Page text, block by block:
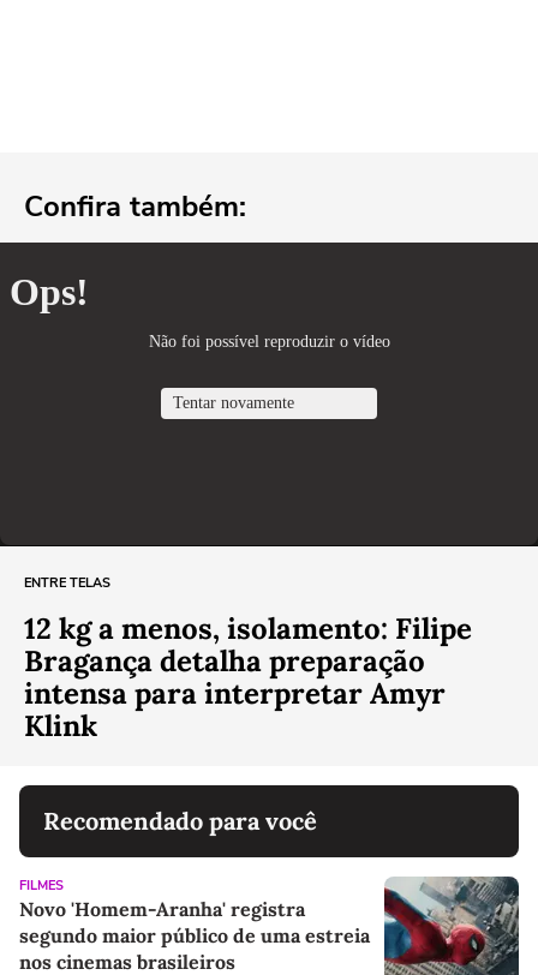
Confira também:
ENTRE TELAS
12 kg a menos, isolamento: Filipe
Bragança detalha preparação
intensa para interpretar Amyr
Klink
Recomendado para você
FILMES
Novo 'Homem-Aranha' registra
segundo maior público de uma estreia
nos cinemas brasileiros